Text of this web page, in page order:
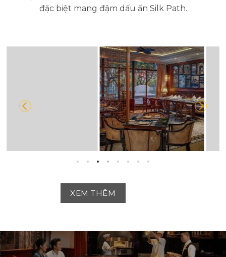
đặc biệt mang đậm dấu ấn Silk Path.
XEM THÊM